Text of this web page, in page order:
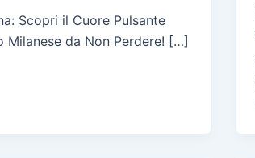
Scopri il Cuore Pulsante
Milanese da Non Perdere! […]